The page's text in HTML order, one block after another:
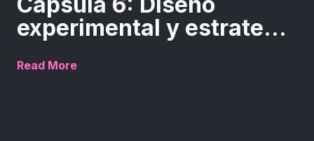
experimental y estrate...
Read More